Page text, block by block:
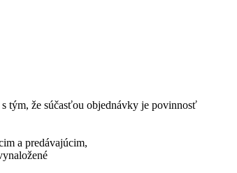
tým, že súčasťou objednávky je povinnosť
a predávajúcim,